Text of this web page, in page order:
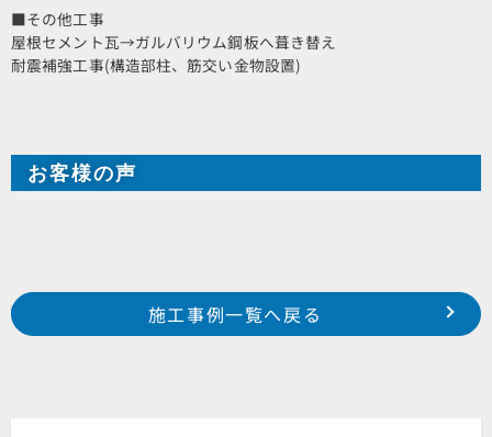
■その他工事
屋根セメント瓦→ガルバリウム鋼板へ葺き替え
耐震補強工事(構造部柱、筋交い金物設置)
お客様の声
Prev
2021年6月施工 浜松市南区米津町 S様邸
施工事例一覧へ戻る